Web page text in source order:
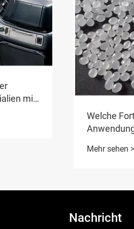
mit
Welche
(LDPE)
Mehr sehen
Nachricht